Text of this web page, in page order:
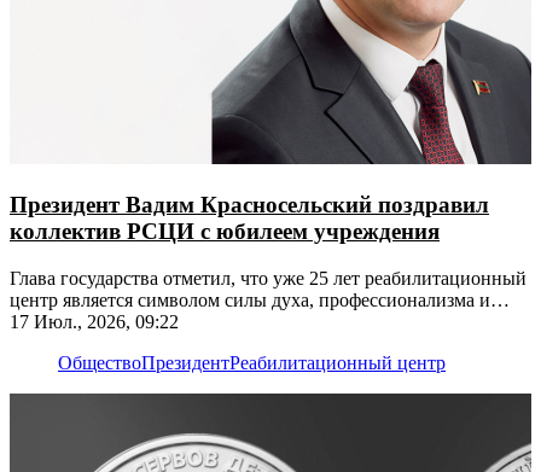
Президент Вадим Красносельский поздравил
коллектив РСЦИ с юбилеем учреждения
Глава государства отметил, что уже 25 лет реабилитационный
центр является символом силы духа, профессионализма и
милосердия
17 Июл., 2026, 09:22
ОбществоПрезидентРеабилитационный центр